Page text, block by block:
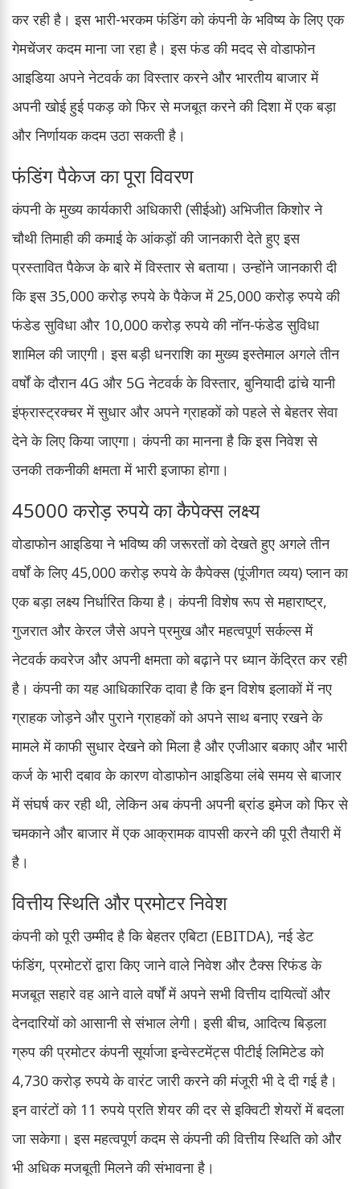
कर रही है। इस भारी-भरकम फंडिंग को कंपनी के भविष्य के लिए एक
गेमचेंजर कदम माना जा रहा है। इस फंड की मदद से वोडाफोन
आइडिया अपने नेटवर्क का विस्तार करने और भारतीय बाजार में
अपनी खोई हुई पकड़ को फिर से मजबूत करने की दिशा में एक बड़ा
और निर्णायक कदम उठा सकती है।
फंडिंग पैकेज का पूरा विवरण
कंपनी के मुख्य कार्यकारी अधिकारी (सीईओ) अभिजीत किशोर ने
चौथी तिमाही की कमाई के आंकड़ों की जानकारी देते हुए इस
प्रस्तावित पैकेज के बारे में विस्तार से बताया। उन्होंने जानकारी दी
कि इस 35,000 करोड़ रुपये के पैकेज में 25,000 करोड़ रुपये की
फंडेड सुविधा और 10,000 करोड़ रुपये की नॉन-फंडेड सुविधा
शामिल की जाएगी। इस बड़ी धनराशि का मुख्य इस्तेमाल अगले तीन
वर्षों के दौरान 4G और 5G नेटवर्क के विस्तार, बुनियादी ढांचे यानी
इंफ्रास्ट्रक्चर में सुधार और अपने ग्राहकों को पहले से बेहतर सेवा
देने के लिए किया जाएगा। कंपनी का मानना है कि इस निवेश से
उनकी तकनीकी क्षमता में भारी इजाफा होगा।
45000 करोड़ रुपये का कैपेक्स लक्ष्य
वोडाफोन आइडिया ने भविष्य की जरूरतों को देखते हुए अगले तीन
वर्षों के लिए 45,000 करोड़ रुपये के कैपेक्स (पूंजीगत व्यय) प्लान का
एक बड़ा लक्ष्य निर्धारित किया है। कंपनी विशेष रूप से महाराष्ट्र,
गुजरात और केरल जैसे अपने प्रमुख और महत्वपूर्ण सर्कल्स में
नेटवर्क कवरेज और अपनी क्षमता को बढ़ाने पर ध्यान केंद्रित कर रही
है। कंपनी का यह आधिकारिक दावा है कि इन विशेष इलाकों में नए
ग्राहक जोड़ने और पुराने ग्राहकों को अपने साथ बनाए रखने के
मामले में काफी सुधार देखने को मिला है और एजीआर बकाए और भारी
कर्ज के भारी दबाव के कारण वोडाफोन आइडिया लंबे समय से बाजार
में संघर्ष कर रही थी, लेकिन अब कंपनी अपनी ब्रांड इमेज को फिर से
चमकाने और बाजार में एक आक्रामक वापसी करने की पूरी तैयारी में
है।
वित्तीय स्थिति और प्रमोटर निवेश
कंपनी को पूरी उम्मीद है कि बेहतर एबिटा (EBITDA), नई डेट
फंडिंग, प्रमोटरों द्वारा किए जाने वाले निवेश और टैक्स रिफंड के
मजबूत सहारे वह आने वाले वर्षों में अपने सभी वित्तीय दायित्वों और
देनदारियों को आसानी से संभाल लेगी। इसी बीच, आदित्य बिड़ला
ग्रुप की प्रमोटर कंपनी सूर्याजा इन्वेस्टमेंट्स पीटीई लिमिटेड को
4,730 करोड़ रुपये के वारंट जारी करने की मंजूरी भी दे दी गई है।
इन वारंटों को 11 रुपये प्रति शेयर की दर से इक्विटी शेयरों में बदला
जा सकेगा। इस महत्वपूर्ण कदम से कंपनी की वित्तीय स्थिति को और
भी अधिक मजबूती मिलने की संभावना है।